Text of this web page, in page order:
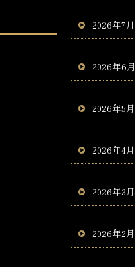
2026年7月
2026年6月
2026年5月
2026年4月
2026年3月
2026年2月